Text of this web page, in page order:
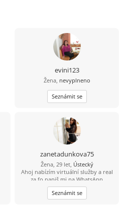
evini123
Žena, nevyplneno
Seznámit se
zanetadunkova75
Žena, 29 let, Ústecký
Ahoj nabízím virtuální služby a real
za fo napiš mi na WhatsApp
735906322 Jsem moc nechodím
prosím vás pište na WhatsApp!
Děkuji.
Seznámit se